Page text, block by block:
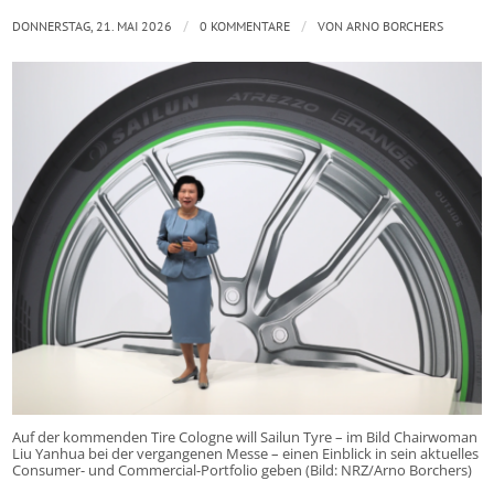
Auf der kommenden Tire Cologne will Sailun Tyre – im Bild Chairwoman
Liu Yanhua bei der vergangenen Messe – einen Einblick in sein aktuelles
Consumer- und Commercial-Portfolio geben (Bild: NRZ/Arno Borchers)
DONNERSTAG, 21. MAI 2026 / 0 KOMMENTARE / VONARNO BORCHERS